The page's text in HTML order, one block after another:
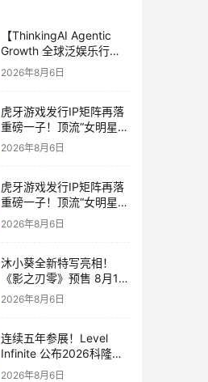
【ThinkingAI Agentic
Growth 全球泛娱乐行业
峰会】Agent 时代，人到
底负责什么
2026年8月6日
虎牙游戏发行IP矩阵再落
重磅一子！顶流“女明星”
ZANMANG LOOPY 正版
2026年8月6日
虎牙游戏发行IP矩阵再落
重磅一子！顶流“女明星”
ZANMANG LOOPY 正版
3D消除手游《消消奇遇》
2026年8月6日
沐小葵全新特写亮相！
《影之刃零》预售 8月12
日开启
2026年8月6日
连续五年参展！Level
Infinite 公布2026科隆游
戏展产品阵容
2026年8月6日